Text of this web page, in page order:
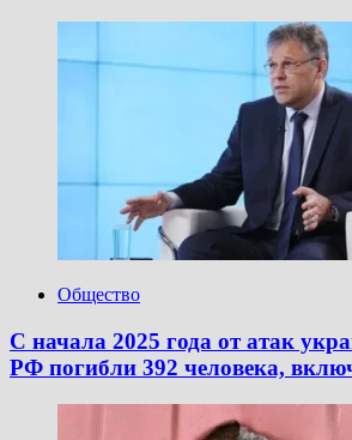
Общество
С начала 2025 года от атак
РФ погибли 392 человека,